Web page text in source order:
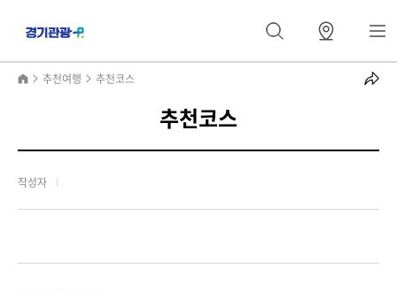
추천여행 추천코스
추천코스
작성자